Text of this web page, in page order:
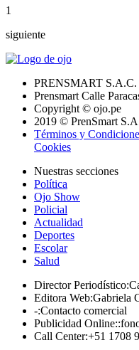
1
siguiente
PRENSMART S.A.C.
Prensmart Calle
Copyright © ojo.pe
2019 © PrenSmart
Términos y
Cookies
Nuestras secciones
Política
Ojo Show
Policial
Actualidad
Deportes
Escolar
Salud
Director Periodístico:
Editora Web:Gabriela
-:Contacto comercial
Publicidad Online::
Call Center:+51 1708